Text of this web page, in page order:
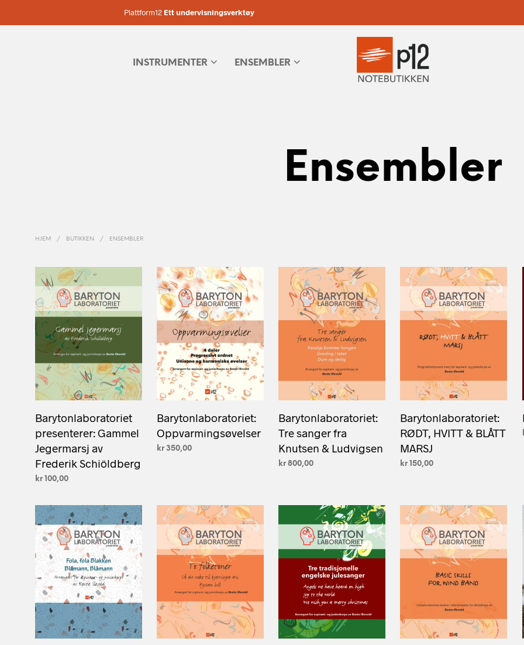
Plattform12 Ett undervisningsverktøy
INSTRUMENTER ENSEMBLER
Ensembler
HJEM / BUTIKKEN / ENSEMBLER
Barytonlaboratoriet
presenterer: Gammel
Jegermarsj av
Frederik Schiöldberg
kr 100,00
Barytonlaboratoriet:
Oppvarmingsøvelser
kr 350,00
Barytonlaboratoriet:
Tre sanger fra
Knutsen & Ludvigsen
kr 800,00
Barytonlaboratoriet:
RØDT, HVITT & BLÅTT
MARSJ
kr 150,00